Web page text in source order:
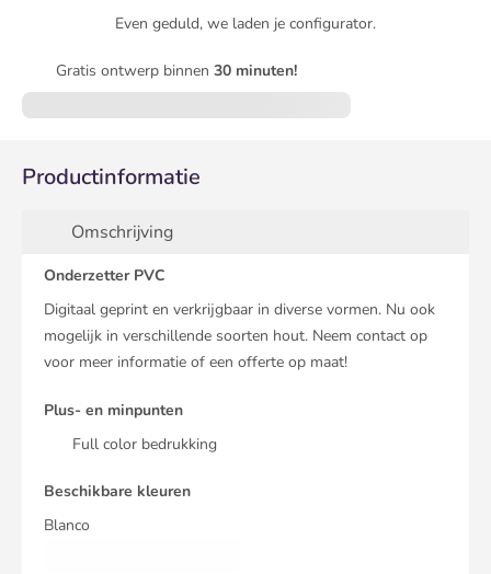
Even geduld, we laden je configurator.
Gratis ontwerp binnen 30 minuten!
Productinformatie
Omschrijving
Onderzetter PVC
Digitaal geprint en verkrijgbaar in diverse vormen. Nu ook
mogelijk in verschillende soorten hout. Neem contact op
voor meer informatie of een offerte op maat!
Plus- en minpunten
Full color bedrukking
Beschikbare kleuren
Blanco